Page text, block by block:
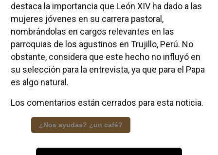
destaca la importancia que León XIV ha dado a las
mujeres jóvenes en su carrera pastoral,
nombrándolas en cargos relevantes en las
parroquias de los agustinos en Trujillo, Perú. No
obstante, considera que este hecho no influyó en
su selección para la entrevista, ya que para el Papa
es algo natural.
Los comentarios están cerrados para esta noticia.
¿Nos ayudas? ¿un café?